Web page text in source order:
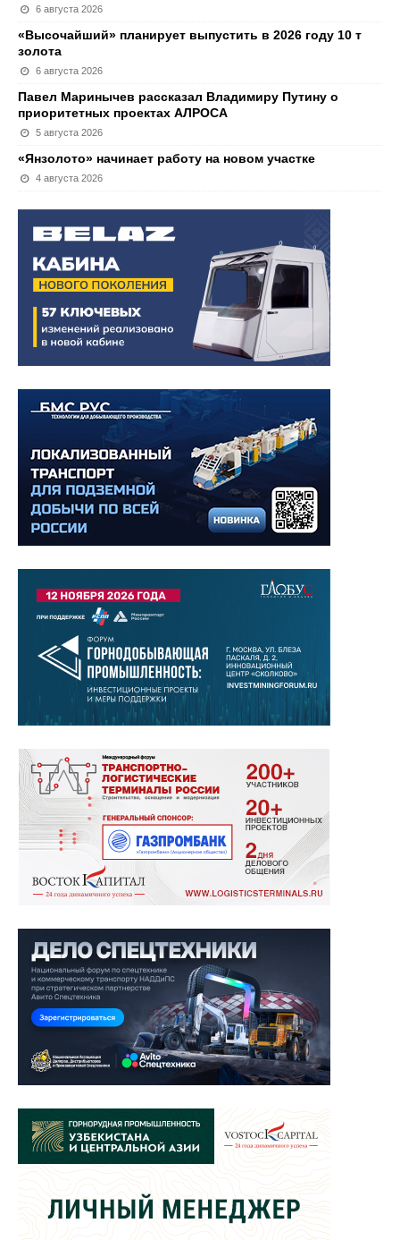
6 августа 2026
«Высочайший» планирует выпустить в 2026 году 10 т
золота
6 августа 2026
Павел Маринычев рассказал Владимиру Путину о
приоритетных проектах АЛРОСА
5 августа 2026
«Янзолото» начинает работу на новом участке
4 августа 2026